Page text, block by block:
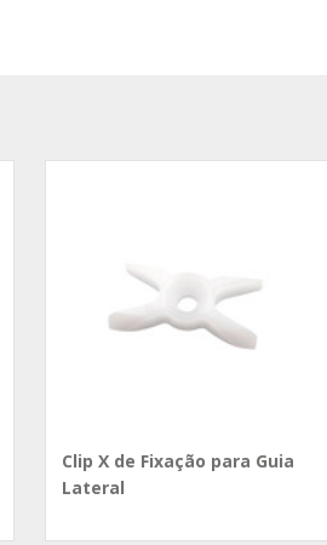
Clip X de Fixação para Guia
Lateral